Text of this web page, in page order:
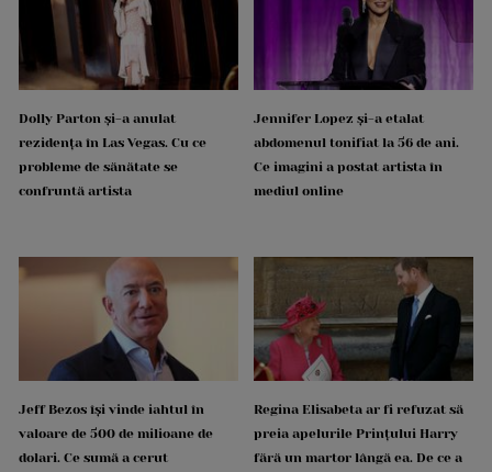
Dolly Parton și-a anulat
rezidența în Las Vegas. Cu ce
probleme de sănătate se
confruntă artista
Jennifer Lopez și-a etalat
abdomenul tonifiat la 56 de ani.
Ce imagini a postat artista în
mediul online
Jeff Bezos își vinde iahtul în
valoare de 500 de milioane de
dolari. Ce sumă a cerut
Regina Elisabeta ar fi refuzat să
preia apelurile Prințului Harry
fără un martor lângă ea. De ce a